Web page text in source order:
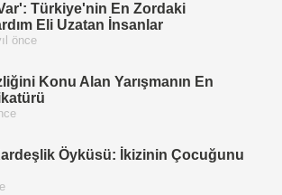
Türkiye'nin En Zordaki
Eli Uzatan İnsanlar
önce
Konu Alan Yarışmanın En
Öyküsü: İkizinin Çocuğunu